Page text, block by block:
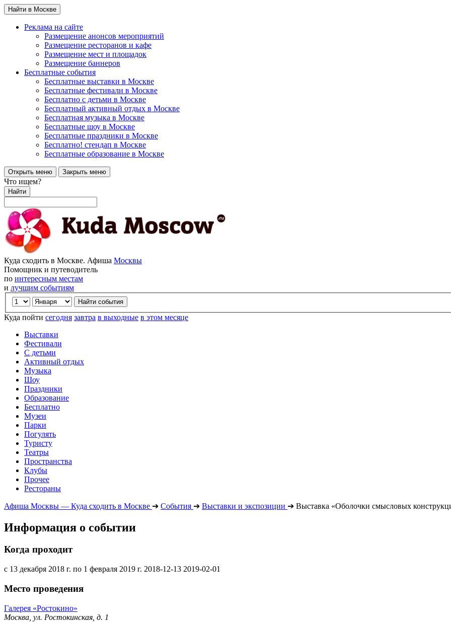
Найти в Москве
Реклама на сайте
Размещение анонсов мероприятий
Размещение ресторанов и кафе
Размещение мест и площадок
Размещение баннеров
Бесплатные события
Бесплатные выставки в Москве
Бесплатные фестивали в Москве
Бесплатно с детьми в Москве
Бесплатный активный отдых в Москве
Бесплатная музыка в Москве
Бесплатные шоу в Москве
Бесплатные праздники в Москве
Бесплатно! стендап в Москве
Бесплатные образование в Москве
Открыть меню Закрыть меню
Что ищем?
Найти
Куда сходить в Москве. Афиша Москвы
Помощник и путеводитель
по интересным местам
и лучшим событиям
Куда пойти сегодня завтра в выходные в этом месяце
Выставки
Фестивали
С детьми
Активный отдых
Музыка
Шоу
Праздники
Образование
Бесплатно
Музеи
Парки
Погулять
Туристу
Театры
Пространства
Клубы
Прочее
Рестораны
Афиша Москвы — Куда сходить в Москве ➔ События ➔ Выставки и экспозиции ➔ Выставка «Оболочки смысловых
Информация о событии
Когда проходит
с 13 декабря 2018 г. по 1 февраля 2019 г. 2018-12-13 2019-02-01
Место проведения
Галерея «Ростокино»
Москва, ул. Ростокинская, д. 1